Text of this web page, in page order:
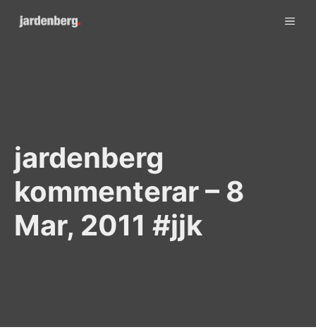
jardenberg
kommenterar – 8
Mar, 2011 #jjk